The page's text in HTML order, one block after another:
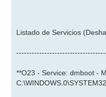
Listado de Servicios
**O23 - Service: dmboot -